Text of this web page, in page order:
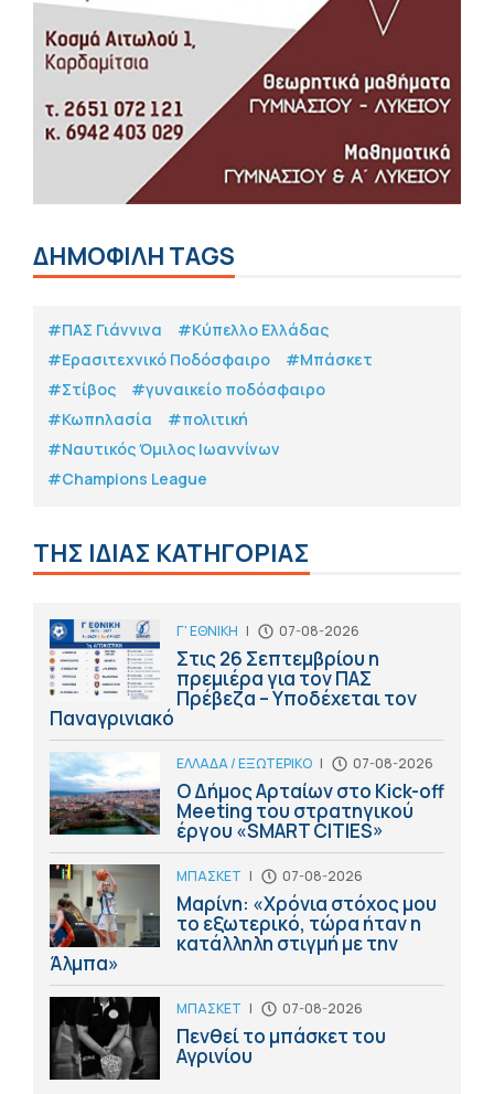
ΔΗΜΟΦΙΛΗ TAGS
#ΠΑΣ Γιάννινα
#Κύπελλο Ελλάδας
#Eρασιτεχνικό Ποδόσφαιρο
#Μπάσκετ
#Στίβος
#γυναικείο ποδόσφαιρο
#Κωπηλασία
#πολιτική
#Ναυτικός Όμιλος Ιωαννίνων
#Champions League
ΤΗΣ ΙΔΙΑΣ ΚΑΤΗΓΟΡΙΑΣ
Γ' ΕΘΝΙΚΗ | 07-08-2026
Στις 26 Σεπτεμβρίου η
πρεμιέρα για τον ΠΑΣ
Πρέβεζα – Υποδέχεται τον
Παναγρινιακό
ΕΛΛΑΔΑ / ΕΞΩΤΕΡΙΚΟ | 07-08-2026
Ο Δήμος Αρταίων στο Kick-off
Meeting του στρατηγικού
έργου «SMART CITIES»
ΜΠΑΣΚΕΤ | 07-08-2026
Μαρίνη: «Χρόνια στόχος μου
το εξωτερικό, τώρα ήταν η
κατάλληλη στιγμή με την
Άλμπα»
ΜΠΑΣΚΕΤ | 07-08-2026
Πενθεί το μπάσκετ του
Αγρινίου